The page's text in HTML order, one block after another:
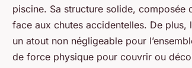
piscine. Sa structure solide, composée
face aux chutes accidentelles. De
un atout non négligeable pour
de force physique pour couvrir ou